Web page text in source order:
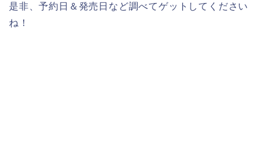
是非、予約日＆発売日など調べてゲットしてください
ね！